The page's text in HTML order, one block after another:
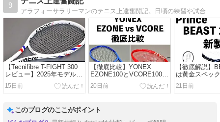
9
アラフォーサラリーマンのテニス上達奮闘記。日頃の練習や試合を通じて気が付いたテニス上達のヒントや新作テニスギアのインプレが中心です。
【Tecnifibre T-FIGHT 300
レビュー】2025年モデルの
特徴を徹底解説
15日前
【徹底比較】YONEX
EZONE100とVCORE100は
どっちがおすすめ？実際の
使用感と選び方
20日前
【徹底解説】
は黄金スペッ
ポイント5選
21日前
このブログのここがポイント